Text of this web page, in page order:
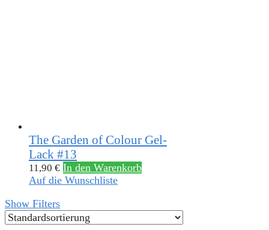
The Garden of Colour Gel-
Lack #13
11,90 € In den Warenkorb
Auf die Wunschliste
Show Filters